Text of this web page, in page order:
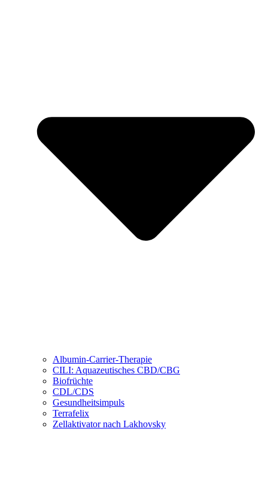
Albumin-Carrier-Therapie
CILI: Aquazeutisches CBD/CBG
Biofrüchte
CDL/CDS
Gesundheitsimpuls
Terrafelix
Zellaktivator nach Lakhovsky